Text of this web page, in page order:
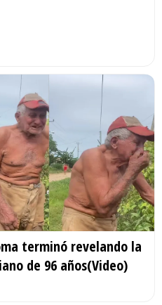
terminó revelando la
de 96 años(Video)